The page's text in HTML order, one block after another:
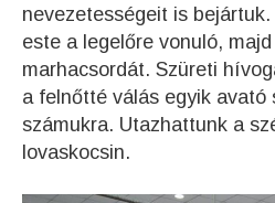
nevezetességeit is
este a legelőre vonuló,
marhacsordát. Szüreti
a felnőtté válás egyik avató
számukra. Utazhattunk a
lovaskocsin.